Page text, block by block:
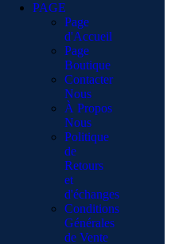
PAGE
Page
d'Accueil
Page
Boutique
Contacter
Nous
À Propos
Nous
Politique
de
Retours
et
d'échanges
Conditions
Générales
de Vente